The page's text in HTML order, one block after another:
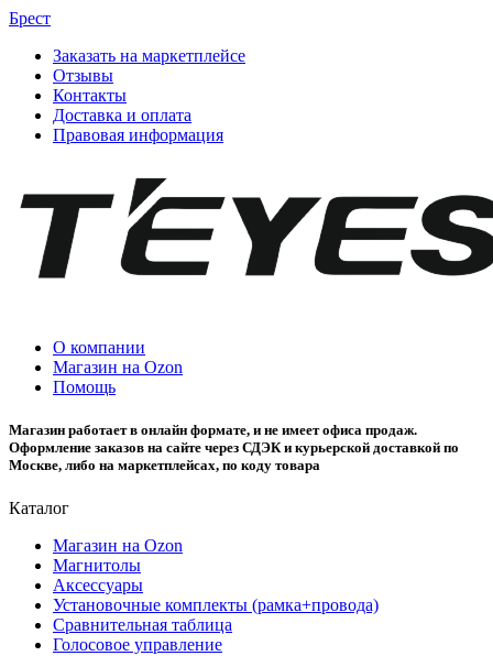
Брест
Заказать на маркетплейсе
Отзывы
Контакты
Доставка и оплата
Правовая информация
О компании
Магазин на Ozon
Помощь
Магазин работает в онлайн формате, и не имеет офиса продаж.
Оформление заказов на сайте через СДЭК и курьерской доставкой по
Москве, либо на маркетплейсах, по коду товара
Каталог
Магазин на Ozon
Магнитолы
Аксессуары
Установочные комплекты (рамка+провода)
Сравнительная таблица
Голосовое управление